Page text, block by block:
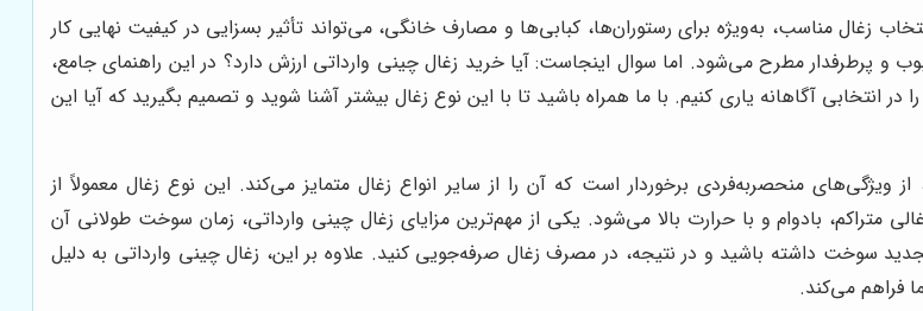
زغال مناسب، به‌ویژه برای رستوران‌ها، کبابی‌ها و مصارف خانگی، می‌تواند تأثیر بسزایی در کیفیت نهایی کار
و پرطرفدار مطرح می‌شود. اما سوال اینجاست: آیا خرید زغال چینی وارداتی ارزش دارد؟ در این راهنمای جامع،
انتخابی آگاهانه یاری کنیم. با ما همراه باشید تا با این نوع زغال بیشتر آشنا شوید و تصمیم بگیرید که آیا این
ویژگی‌های منحصربه‌فردی برخوردار است که آن را از سایر انواع زغال متمایز می‌کند. این نوع زغال معمولاً از
بادوام و با حرارت بالا می‌شود. یکی از مهم‌ترین مزایای زغال چینی وارداتی، زمان سوخت طولانی آن
سوخت داشته باشید و در نتیجه، در مصرف زغال صرفه‌جویی کنید. علاوه بر این، زغال چینی وارداتی به دلیل
فراهم می‌کند.